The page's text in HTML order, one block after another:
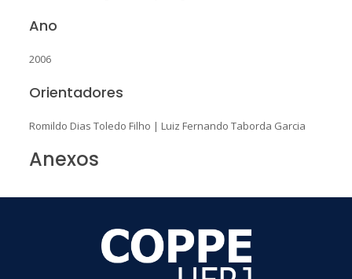
Ano
2006
Orientadores
Romildo Dias Toledo Filho | Luiz Fernando Taborda Garcia
Anexos